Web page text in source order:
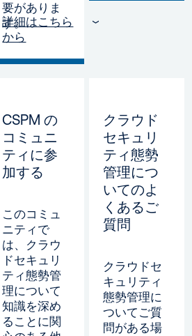
要がありま
す。
詳細はこちら
から
CSPM の
コミュニ
ティに参
加する
このコミュ
ニティで
は、クラウ
ドセキュリ
ティ態勢管
理について
知識を深め
ることに関
クラウド
セキュリ
ティ態勢
管理につ
いてのよ
くあるご
質問
クラウドセ
キュリティ
態勢管理に
ついてご質
問がある場